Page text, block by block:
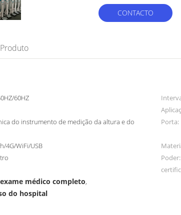
CONTACTO
60HZ
do instrumento de medição da altura e do
Porta:
4G/WiFi/USB
Poder:
médico completo,
do hospital